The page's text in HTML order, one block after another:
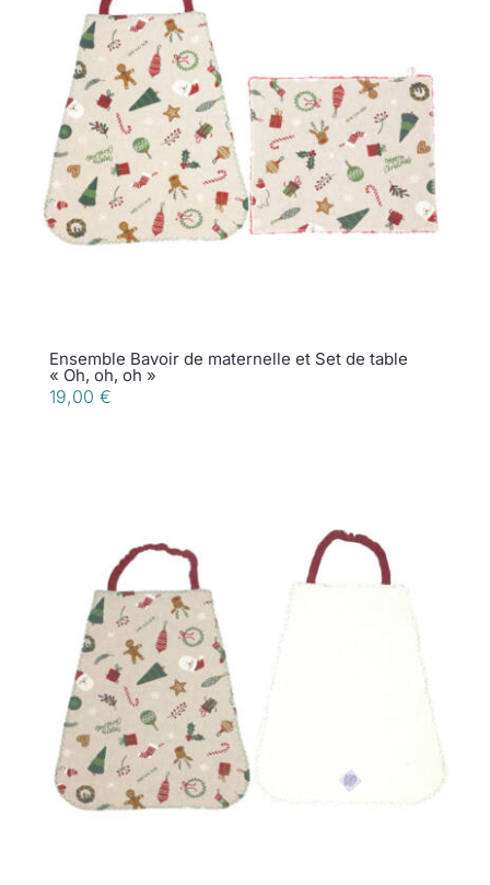
Ensemble Bavoir de maternelle et Set de table
« Oh, oh, oh »
19,00 €